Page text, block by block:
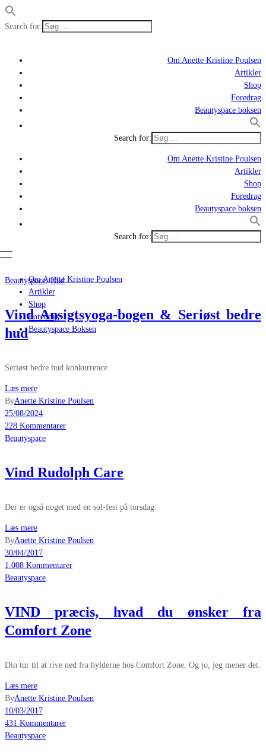
Search for:
Om Anette Kristine Poulsen
Artikler
Shop
Foredrag
Beautyspace boksen
Search for:
Om Anette Kristine Poulsen
Artikler
Shop
Foredrag
Beautyspace boksen
Search for:
Om Anette Kristine Poulsen
Artikler
Shop
Foredrag
Beautyspace Boksen
Beautyspace,Hud
Vind Ansigtsyoga-bogen & Seriøst bedre
hud
Seriøst bedre hud konkurrence
Læs mere
ByAnette Kristine Poulsen
25/08/2024
228 Kommentarer
Beautyspace
Vind Rudolph Care
Der er også noget med en sol-fest på torsdag
Læs mere
ByAnette Kristine Poulsen
30/04/2017
1.008 Kommentarer
Beautyspace
VIND præcis, hvad du ønsker fra
Comfort Zone
Din tur til at rive ned fra hylderne hos Comfort Zone. Og jo, jeg mener det.
Læs mere
ByAnette Kristine Poulsen
10/03/2017
431 Kommentarer
Beautyspace